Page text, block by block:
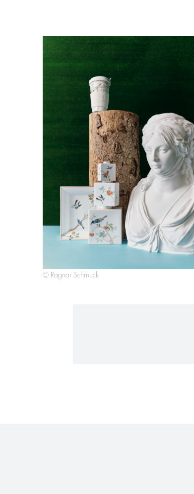
© Ragnar Schmuck